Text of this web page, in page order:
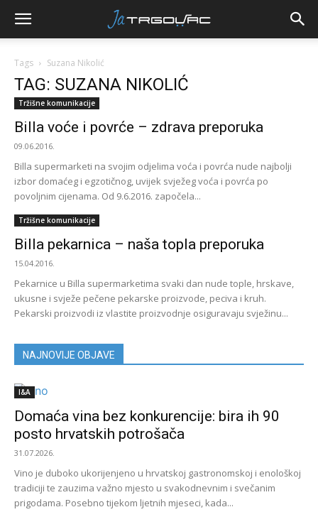
Tags Suzana Nikolić
TAG: SUZANA NIKOLIĆ
Tržišne komunikacije
Billa voće i povrće – zdrava preporuka
09.06.2016.
Billa supermarketi na svojim odjelima voća i povrća nude najbolji
izbor domaćeg i egzotičnog, uvijek svježeg voća i povrća po
povoljnim cijenama. Od 9.6.2016. započela...
Tržišne komunikacije
Billa pekarnica – naša topla preporuka
15.04.2016.
Pekarnice u Billa supermarketima svaki dan nude tople, hrskave,
ukusne i svježe pečene pekarske proizvode, peciva i kruh.
Pekarski proizvodi iz vlastite proizvodnje osiguravaju svježinu...
NAJNOVIJE OBJAVE
I&A
Domaća vina bez konkurencije: bira ih 90
posto hrvatskih potrošača
31.07.2026.
Vino je duboko ukorijenjeno u hrvatskoj gastronomskoj i enološkoj
tradiciji te zauzima važno mjesto u svakodnevnim i svečanim
prigodama. Posebno tijekom ljetnih mjeseci, kada...